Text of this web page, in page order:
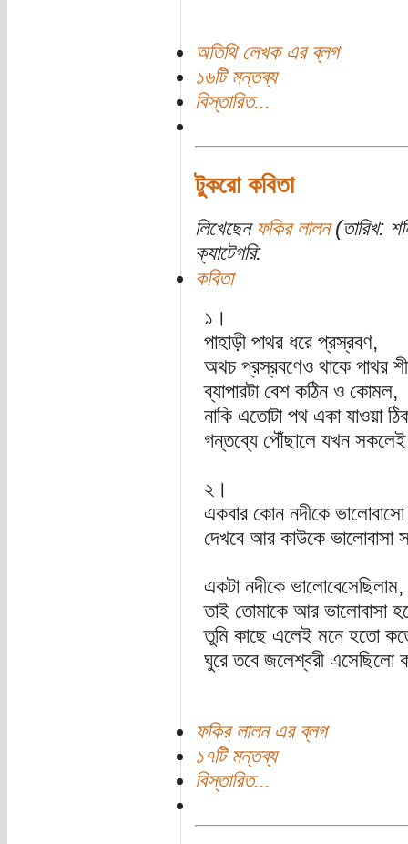
অতিথি লেখক এর ব্লগ
১৬টি মন্তব্য
বিস্তারিত...
টুকরো কবিতা
লিখেছেন ফকির লালন(তারিখ:
ক্যাটেগরি:
কবিতা
১।
পাহাড়ী পাথর ধরে প্রস্রবণ,
অথচ প্রস্রবণেও থাকে পাথর
ব্যাপারটা বেশ কঠিন ও কোমল,
নাকি এতোটা পথ একা যাওয়া
গন্তব্যে পৌঁছালে যখন
২।
একবার কোন নদীকে ভালোবাসো
দেখবে আর কাউকে
একটা নদীকে ভালোবেসেছিলাম,
তাই তোমাকে আর ভালোবাসা
তুমি কাছে এলেই মনে হতো
ঘুরে তবে জলেশ্বরী এসেছিলো
ফকির লালন এর ব্লগ
১৭টি মন্তব্য
বিস্তারিত...